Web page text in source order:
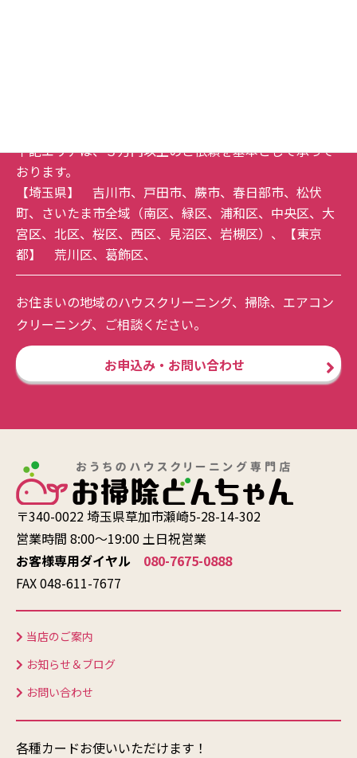
下記エリアは、３万円以上のご依頼を基本として承って
おります。
【埼玉県】 吉川市、 戸田市、 蕨市、 春日部市、 松伏
町、 さいたま市全域 （南区、 緑区、 浦和区、 中央区、 大
宮区、 北区、 桜区、 西区、 見沼区、 岩槻区）、【東京
都】 荒川区、 葛飾区、
お住まいの地域のハウスクリーニング、掃除、エアコン
クリーニング、ご相談ください。
お申込み・お問い合わせ
〒340-0022 埼玉県草加市瀬崎5-28-14-302
営業時間 8:00〜19:00 土日祝営業
お客様専用ダイヤル 080-7675-0888
FAX 048-611-7677
当店のご案内
お知らせ＆ブログ
お問い合わせ
各種カードお使いいただけます！